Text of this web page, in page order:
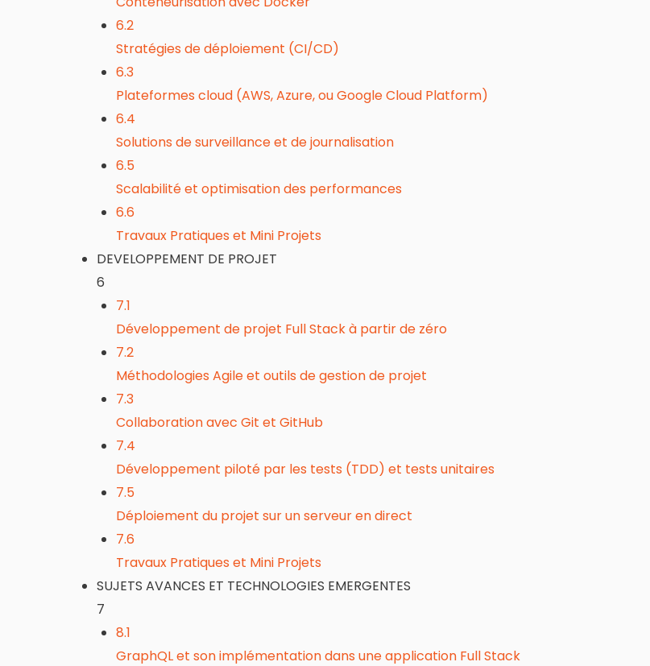
6.2
Stratégies de déploiement (CI/CD)
6.3
Plateformes cloud (AWS, Azure, ou Google Cloud Platform)
6.4
Solutions de surveillance et de journalisation
6.5
Scalabilité et optimisation des performances
6.6
Travaux Pratiques et Mini Projets
DEVELOPPEMENT DE PROJET
6
7.1
Développement de projet Full Stack à partir de zéro
7.2
Méthodologies Agile et outils de gestion de projet
7.3
Collaboration avec Git et GitHub
7.4
Développement piloté par les tests (TDD) et tests unitaires
7.5
Déploiement du projet sur un serveur en direct
7.6
Travaux Pratiques et Mini Projets
SUJETS AVANCES ET TECHNOLOGIES EMERGENTES
7
8.1
GraphQL et son implémentation dans une application Full Stack